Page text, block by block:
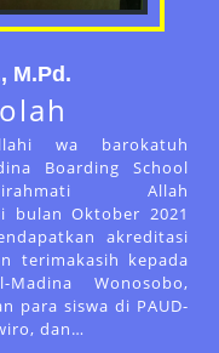
M.Pd.
wa barokatuh
Boarding School
Allah
bulan Oktober 2021
akreditasi
terimakasih kepada
Wonosobo,
para siswa di PAUD-
dan…